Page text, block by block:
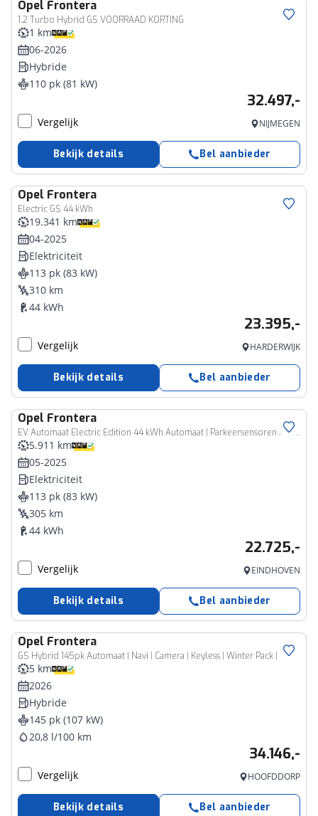
Opel Frontera
1.2 Turbo Hybrid GS VOORRAAD KORTING
1 km
06-2026
Hybride
110 pk (81 kW)
32.497,-
Vergelijk NIJMEGEN
Bekijk details Bel aanbieder
Opel Frontera
Electric GS 44 kWh
19.341 km
04-2025
Elektriciteit
113 pk (83 kW)
310 km
44 kWh
23.395,-
Vergelijk HARDERWIJK
Bekijk details Bel aanbieder
Opel Frontera
EV Automaat Electric Edition 44 kWh Automaat | Parkeersensoren Achter | Voorstoelen Verwarmd | Luxe Stoffen Bekleding | Stuurwiel Verwarmd | Climate Control | Cruise Control | Buitenspiegels Elektrisch Verstelbaar |
5.911 km
05-2025
Elektriciteit
113 pk (83 kW)
305 km
44 kWh
22.725,-
Vergelijk EINDHOVEN
Bekijk details Bel aanbieder
Opel Frontera
GS Hybrid 145pk Automaat | Navi | Camera | Keyless | Winter Pack |
5 km
2026
Hybride
145 pk (107 kW)
20,8 l/100 km
34.146,-
Vergelijk HOOFDDORP
Bekijk details Bel aanbieder